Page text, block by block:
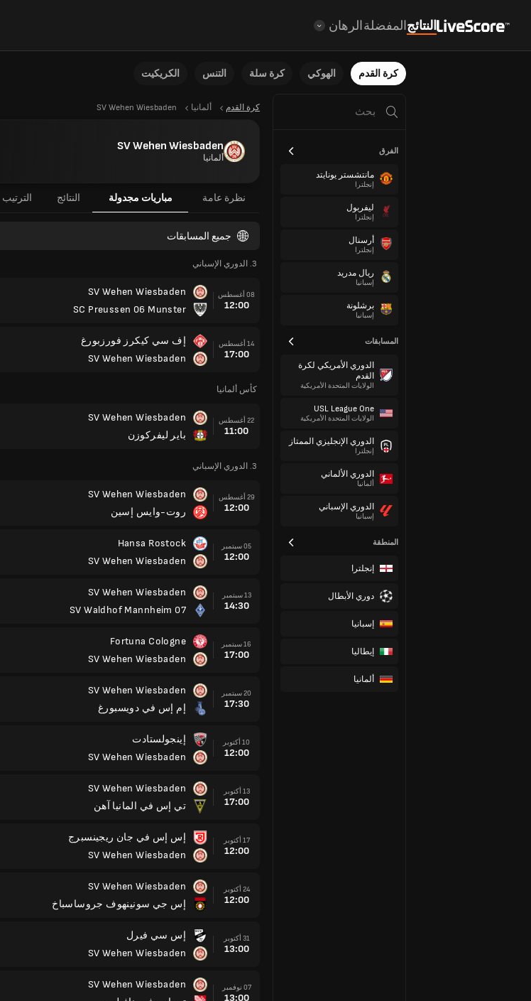
النتائجالمفضلةالرهان
كرة القدم الهوكي كرة سلة التنس الكريكيت
الفرق
مانتشستر يونايتد
إنجلترا
ليفربول
إنجلترا
أرسنال
إنجلترا
ريال مدريد
إسبانيا
برشلونة
إسبانيا
المسابقات
الدوري الأمريكي لكرة
القدم
الولايات المتحدة الأمريكية
USL League One
الولايات المتحدة الأمريكية
الدوري الإنجليزي الممتاز
إنجلترا
الدوري الألماني
ألمانيا
الدوري الإسباني
إسبانيا
المنطقة
إنجلترا
دوري الأبطال
إسبانيا
إيطاليا
ألمانيا
كرة القدم ألمانيا SV Wehen Wiesbaden
SV Wehen Wiesbaden
ألمانيا
نظرة عامة مباريات مجدولة النتائج الترتيب
جميع المسابقات
3. الدوري الإسباني
08 أغسطس
12:00
SV Wehen Wiesbaden
SC Preussen 06 Munster
14 أغسطس
17:00
إف سي كيكرز فورزبورغ
SV Wehen Wiesbaden
كأس ألمانيا
22 أغسطس
11:00
SV Wehen Wiesbaden
باير ليفركوزن
3. الدوري الإسباني
29 أغسطس
12:00
SV Wehen Wiesbaden
روت-وايس إسين
05 سبتمبر
12:00
Hansa Rostock
SV Wehen Wiesbaden
13 سبتمبر
14:30
SV Wehen Wiesbaden
SV Waldhof Mannheim 07
16 سبتمبر
17:00
Fortuna Cologne
SV Wehen Wiesbaden
20 سبتمبر
17:30
SV Wehen Wiesbaden
إم إس في دويسبورغ
10 أكتوبر
12:00
إينجولستادت
SV Wehen Wiesbaden
13 أكتوبر
17:00
SV Wehen Wiesbaden
تي إس في المانيا آهن
17 أكتوبر
12:00
إس إس في جان ريجينسبرج
SV Wehen Wiesbaden
24 أكتوبر
12:00
SV Wehen Wiesbaden
إس جي سونينهوف جروساسباخ
31 أكتوبر
13:00
إس سي فيرل
SV Wehen Wiesbaden
07 نوفمبر
13:00
SV Wehen Wiesbaden